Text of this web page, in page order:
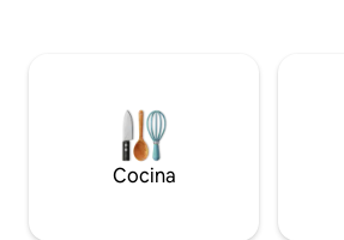
amigos, este apartamento ofrece la
mezcla perfecta de serenidad junto a la
playa y comodidad de la ciudad.
Cocina